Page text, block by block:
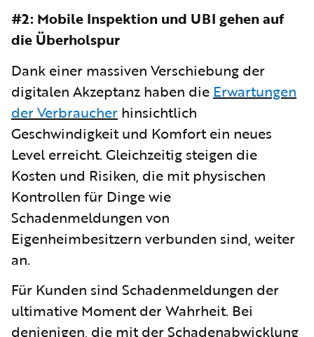
#2: Mobile Inspektion und UBI gehen auf
die Überholspur
Dank einer massiven Verschiebung der
digitalen Akzeptanz haben die Erwartungen
der Verbraucher hinsichtlich
Geschwindigkeit und Komfort ein neues
Level erreicht. Gleichzeitig steigen die
Kosten und Risiken, die mit physischen
Kontrollen für Dinge wie
Schadenmeldungen von
Eigenheimbesitzern verbunden sind, weiter
an.
Für Kunden sind Schadenmeldungen der
ultimative Moment der Wahrheit. Bei
denjenigen, die mit der Schadenabwicklung